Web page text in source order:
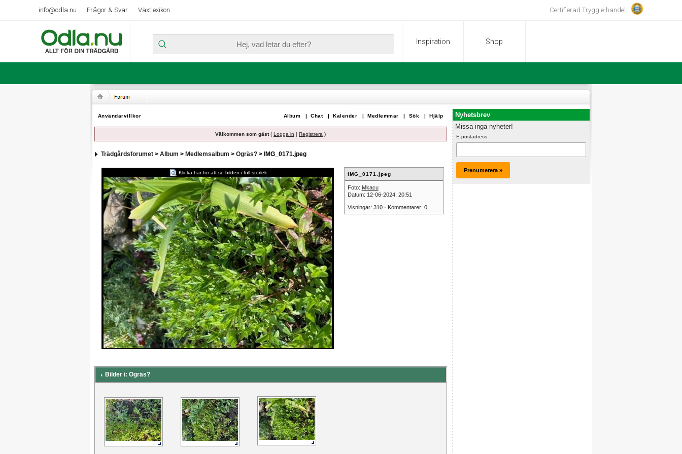
info@odla.nu Frågor & Svar Växtlexikon Certifierad Trygg e-handel
Inspiration Shop
Användarvillkor Hjälp
Sök |
Medlemmar |
Kalender |
Chat |
Album |
Välkommen som gäst( Logga in | Registrera )
Trädgårdsforumet> Album > Medlemsalbum > Ogräs?> IMG_0171.jpeg
Klicka här för att se bilden i full storlek IMG_0171.jpeg
Foto: Mkacu
Datum: 12-06-2024, 20:51
Visningar: 310 · Kommentarer: 0
Bilder i: Ogräs?
Nyhetsbrev
Missa inga nyheter!
E-postadress